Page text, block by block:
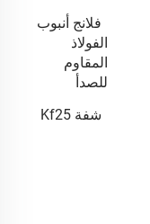
فلانج أنبوب
الفولاذ
المقاوم
للصدأ
شفة Kf25